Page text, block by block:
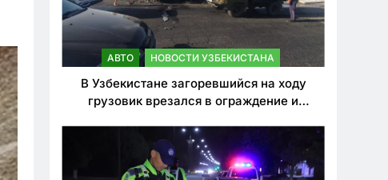
АВТО НОВОСТИ УЗБЕКИСТАНА
В Узбекистане загоревшийся на ходу
грузовик врезался в ограждение и